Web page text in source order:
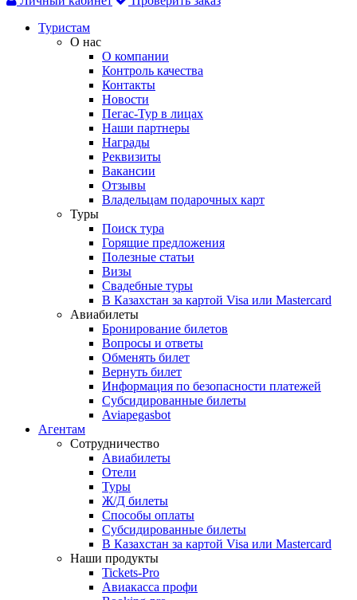
Туристам
О нас
О компании
Контроль качества
Контакты
Новости
Пегас-Тур в лицах
Наши партнеры
Награды
Реквизиты
Вакансии
Отзывы
Владельцам подарочных карт
Туры
Поиск тура
Горящие предложения
Полезные статьи
Визы
Свадебные туры
В Казахстан за картой Visa или Masterсard
Авиабилеты
Бронирование билетов
Вопросы и ответы
Обменять билет
Вернуть билет
Информация по безопасности платежей
Субсидированные билеты
Aviapegasbot
Агентам
Сотрудничество
Авиабилеты
Отели
Туры
Ж/Д билеты
Способы оплаты
Субсидированные билеты
В Казахстан за картой Visa или Masterсard
Наши продукты
Tickets-Pro
Авиакасса профи